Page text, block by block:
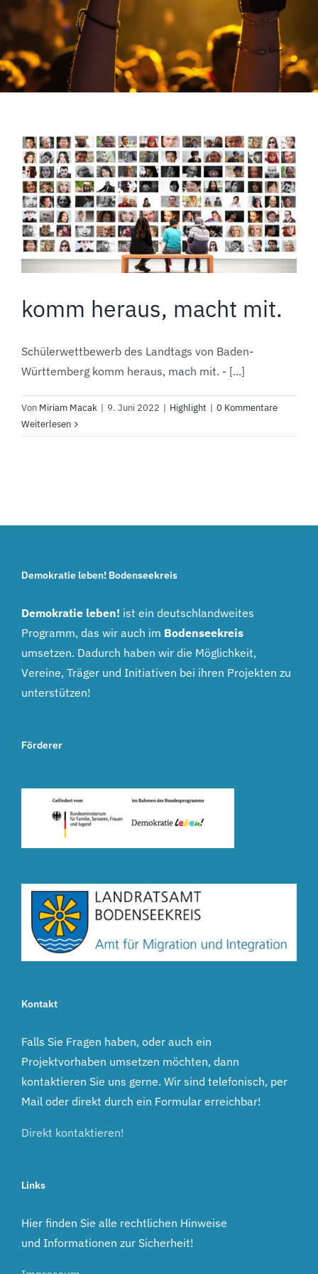
komm heraus, macht mit.
Schülerwettbewerb des Landtags von Baden-
Württemberg komm heraus, mach mit. - [...]
Von Miriam Macak | 9. Juni 2022 | Highlight | 0 Kommentare
Weiterlesen
Demokratie leben! Bodenseekreis
Demokratie leben! ist ein deutschlandweites
Programm, das wir auch im Bodenseekreis
umsetzen. Dadurch haben wir die Möglichkeit,
Vereine, Träger und Initiativen bei ihren Projekten zu
unterstützen!
Förderer
Kontakt
Falls Sie Fragen haben, oder auch ein
Projektvorhaben umsetzen möchten, dann
kontaktieren Sie uns gerne. Wir sind telefonisch, per
Mail oder direkt durch ein Formular erreichbar!
Direkt kontaktieren!
Links
Hier finden Sie alle rechtlichen Hinweise
und Informationen zur Sicherheit!